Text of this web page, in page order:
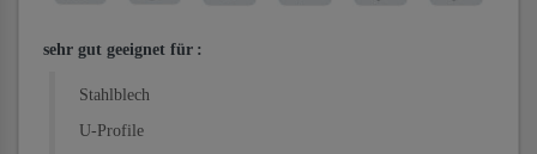
sehr gut geeignet für :
Stahlblech
U-Profile